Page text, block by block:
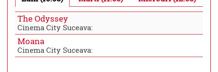
The Odyssey
Cinema City Suceava:
Moana
Cinema City Suceava: